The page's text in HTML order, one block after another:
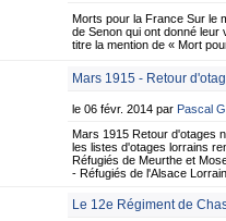
Morts pour la France Sur le
de Senon qui ont donné
titre la mention de « Mort
Mars 1915 - Retour
le 06 févr. 2014 par Pascal
Mars 1915 Retour d'otages
les listes d'otages lorrains
Réfugiés de Meurthe et
- Réfugiés de l'Alsace
Le 12e Régiment de